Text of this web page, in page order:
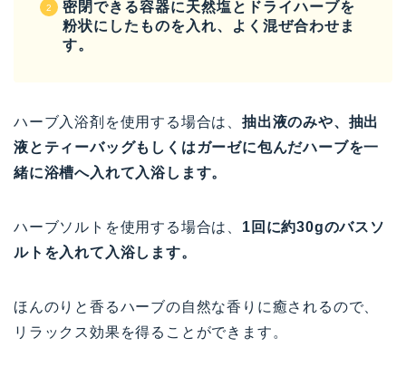
密閉できる容器に天然塩とドライハーブを
粉状にしたものを入れ、よく混ぜ合わせま
す。
ハーブ入浴剤を使用する場合は、抽出液のみや、抽出
液とティーバッグもしくはガーゼに包んだハーブを一
緒に浴槽へ入れて入浴します。
ハーブソルトを使用する場合は、 1回に約30gのバスソ
ルトを入れて入浴します。
ほんのりと香るハーブの自然な香りに癒されるので、
リラックス効果を得ることができます。